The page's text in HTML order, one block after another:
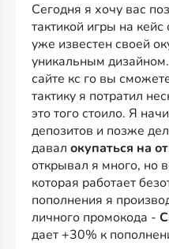
Сегодня я хочу вас
тактикой игры на
уже известен своей
уникальным
сайте кс го вы
тактику я потратил
это того стоило. Я
депозитов и позже
давал окупаться на
открывал я много, но
которая работает
пополнения я
личного промокода -
дает +30% к